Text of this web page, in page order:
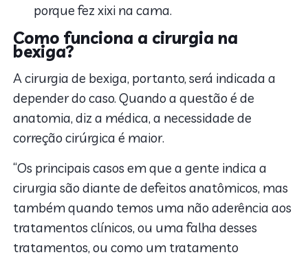
porque fez xixi na cama.
Como funciona a cirurgia na
bexiga?
A cirurgia de bexiga, portanto, será indicada a
depender do caso. Quando a questão é de
anatomia, diz a médica, a necessidade de
correção cirúrgica é maior.
“Os principais casos em que a gente indica a
cirurgia são diante de defeitos anatômicos, mas
também quando temos uma não aderência aos
tratamentos clínicos, ou uma falha desses
tratamentos, ou como um tratamento